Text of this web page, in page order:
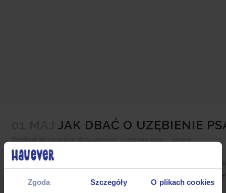
Zgoda Szczegóły O plikach cookies
JAK DBAĆ O UZĘBIENIE
Posted at 12:31hinAktualności,Zdrowie psa Share
Kwestia dbałości o higienę jamy ustnej psów od kilku lat jest
gdyż zaniedbanie właściwej higieny jamy ustnej zwierzęcia
Przykry oddech, pojawiająca się próchnica i problemy...